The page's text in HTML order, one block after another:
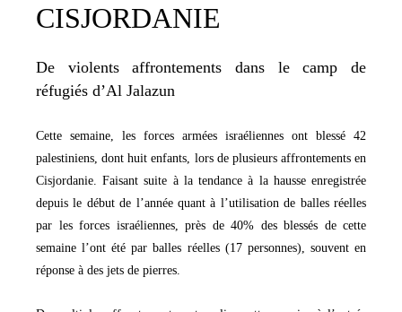
CISJORDANIE
De violents affrontements dans le camp de
réfugiés d’Al Jalazun
Cette semaine, les forces armées israéliennes ont blessé 42
palestiniens, dont huit enfants, lors de plusieurs affrontements en
Cisjordanie. Faisant suite à la tendance à la hausse enregistrée
depuis le début de l’année quant à l’utilisation de balles réelles
par les forces israéliennes, près de 40% des blessés de cette
semaine l’ont été par balles réelles (17 personnes), souvent en
réponse à des jets de pierres.